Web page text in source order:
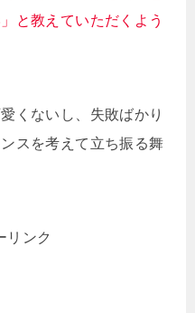
と教えていただくよう
くないし、失敗ばかり
スを考えて立ち振る舞
リンク